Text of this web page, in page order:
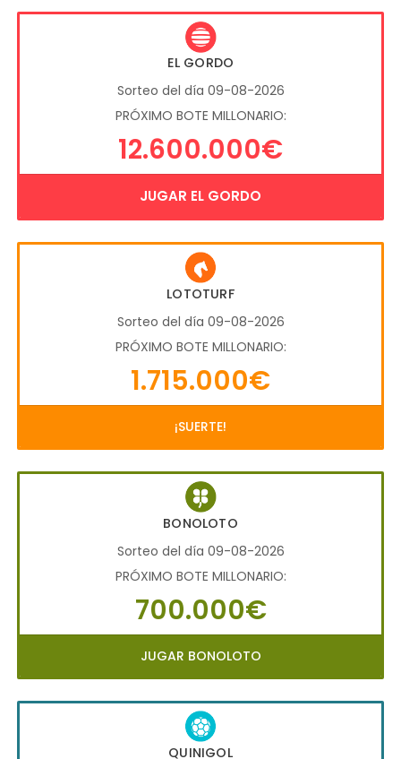
EL GORDO
Sorteo del día 09-08-2026
PRÓXIMO BOTE MILLONARIO:
12.600.000€
JUGAR EL GORDO
LOTOTURF
Sorteo del día 09-08-2026
PRÓXIMO BOTE MILLONARIO:
1.715.000€
¡SUERTE!
BONOLOTO
Sorteo del día 09-08-2026
PRÓXIMO BOTE MILLONARIO:
700.000€
JUGAR BONOLOTO
QUINIGOL